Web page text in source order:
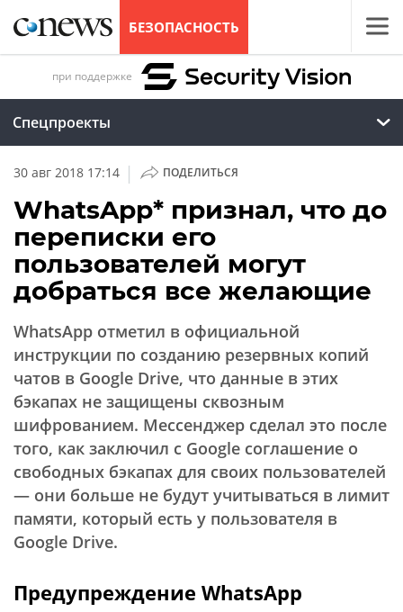
БЕЗОПАСНОСТЬ
при поддержке
Спецпроекты
30 авг 2018 17:14 | ПОДЕЛИТЬСЯ
WhatsApp* признал, что до
переписки его
пользователей могут
добраться все желающие
WhatsApp отметил в официальной
инструкции по созданию резервных копий
чатов в Google Drive, что данные в этих
бэкапах не защищены сквозным
шифрованием. Мессенджер сделал это после
того, как заключил с Google соглашение о
свободных бэкапах для своих пользователей
— они больше не будут учитываться в лимит
памяти, который есть у пользователя в
Google Drive.
Предупреждение WhatsApp